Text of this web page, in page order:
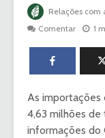
Relações com
Comentar
1
As importações
4,63 milhões de
informações do